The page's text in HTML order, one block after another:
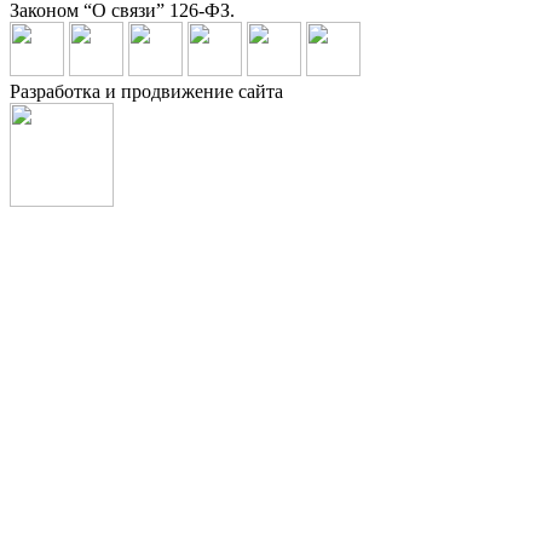
Законом “О связи” 126-ФЗ.
Разработка и продвижение сайта